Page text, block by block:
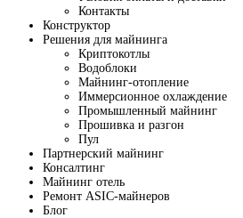
Контакты
Конструктор
Решения для майнинга
Криптокотлы
Водоблоки
Майнинг-отопление
Иммерсионное охлаждение
Промышленный майнинг
Прошивка и разгон
Пул
Партнерский майнинг
Консалтинг
Майнинг отель
Ремонт ASIC-майнеров
Блог